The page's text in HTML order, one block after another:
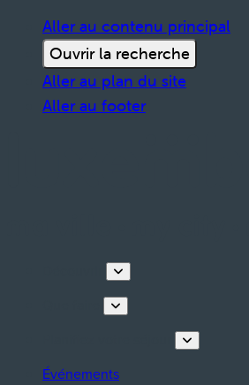
Aller au contenu principal
Ouvrir la recherche
Aller au plan du site
Aller au footer
Événements